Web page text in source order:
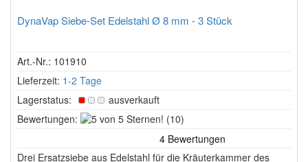
DynaVap Siebe-Set Edelstahl Ø 8 mm - 3 Stück
Art.-Nr.: 101910
Lieferzeit: 1-2 Tage
Lagerstatus:
ausverkauft
Bewertungen:
5
5
Sternen!
(10)
Drei Ersatzsiebe aus Edelstahl für die Kräuterkammer des